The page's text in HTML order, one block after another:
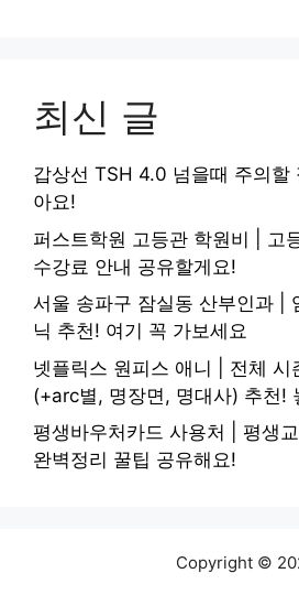
최신 글
갑상선 TSH 4.0 넘을때 주의할
아요!
퍼스트학원 고등관 학원비 | 고
수강료 안내 공유할게요!
서울 송파구 잠실동 산부인과 |
닉 추천! 여기 꼭 가보세요
넷플릭스 원피스 애니 | 전체 시
(+arc별, 명장면, 명대사) 추천!
평생바우처카드 사용처 | 평생
완벽정리 꿀팁 공유해요!
Copyright ©